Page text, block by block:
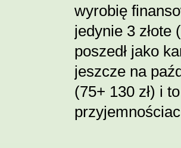
wyrobię
jedynie 3 złote
poszedł jako
jeszcze na
(75+ 130 zł) i